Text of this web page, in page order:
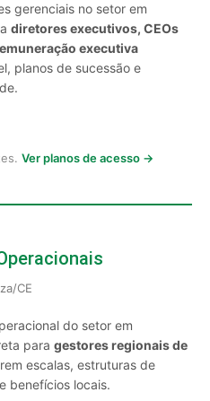
gerenciais no setor em
diretores executivos, CEOs
executiva
planos de sucessão e
Ver planos de acesso →
CE
do setor em
para gestores regionais de
escalas, estruturas de
benefícios locais.